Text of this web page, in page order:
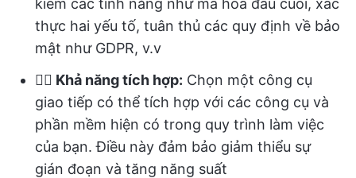
kiếm các tính năng như mã hóa đầu cuối, xác
thực hai yếu tố, tuân thủ các quy định về bảo
mật như GDPR, v.v
👉🏻 Khả năng tích hợp: Chọn một công cụ
giao tiếp có thể tích hợp với các công cụ và
phần mềm hiện có trong quy trình làm việc
của bạn. Điều này đảm bảo giảm thiểu sự
gián đoạn và tăng năng suất